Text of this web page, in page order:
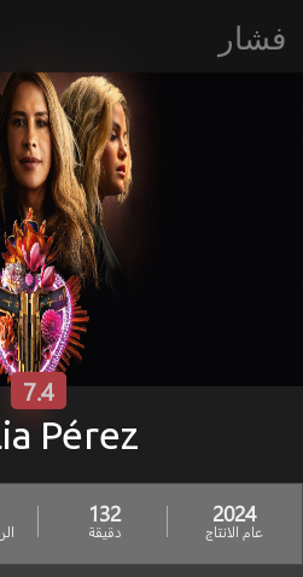
فشار
Pérez
7.4
2024
عام الانتاج
132
دقيقة